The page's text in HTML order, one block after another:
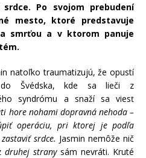
Po svojom prebudení
mesto, ktoré predstavuje
smrťou a v ktorom panuje
natoľko traumatizujú, že opustí
Švédska, kde sa lieči z
syndrómu a snaží sa viesť
hore nohami dopravná nehoda –
operáciu, pri ktorej je podľa
srdce. Jasmin nemôže nič
druhej stranysám nevráti. Kruté